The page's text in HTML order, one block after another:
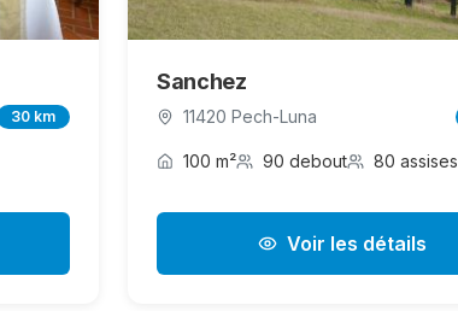
30 km
Sanchez
11420 Pech-Luna
100 m² 90 debout 80 assises
Voir les détails